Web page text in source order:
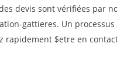
devis sont vérifiées par
gattieres. Un
rapidement $etre en